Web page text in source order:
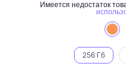
Имеется недостаток
256 Гб